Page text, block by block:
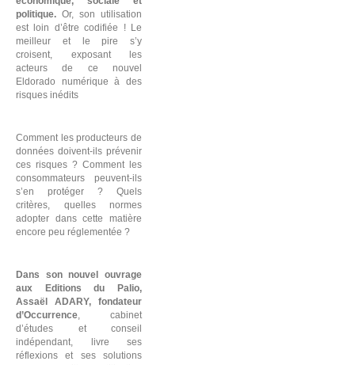
politique. Or, son utilisation
est loin d’être codifiée ! Le
meilleur et le pire s’y
croisent, exposant les
acteurs de ce nouvel
Eldorado numérique à des
risques inédits
Comment les producteurs de
données doivent-ils prévenir
ces risques ? Comment les
consommateurs peuvent-ils
s’en protéger ? Quels
critères, quelles normes
adopter dans cette matière
encore peu réglementée ?
Dans son nouvel ouvrage
aux Editions du Palio,
Assaël ADARY, fondateur
d’Occurrence, cabinet
d’études et conseil
indépendant, livre ses
réflexions et ses solutions